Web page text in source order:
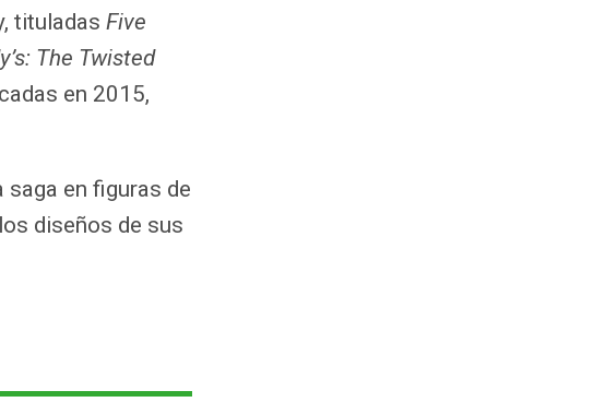
tituladasFive
The Twisted
en 2015,
saga en figuras de
diseños de sus